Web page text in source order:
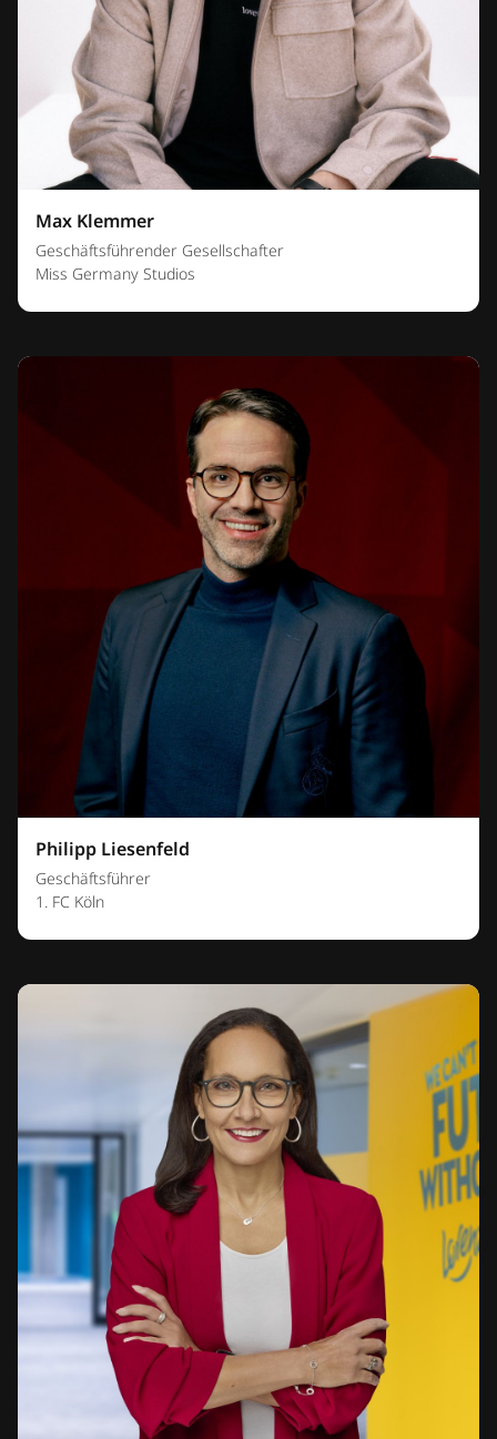
Max Klemmer
Geschäftsführender Gesellschafter
Miss Germany Studios
Philipp Liesenfeld
Geschäftsführer
1. FC Köln